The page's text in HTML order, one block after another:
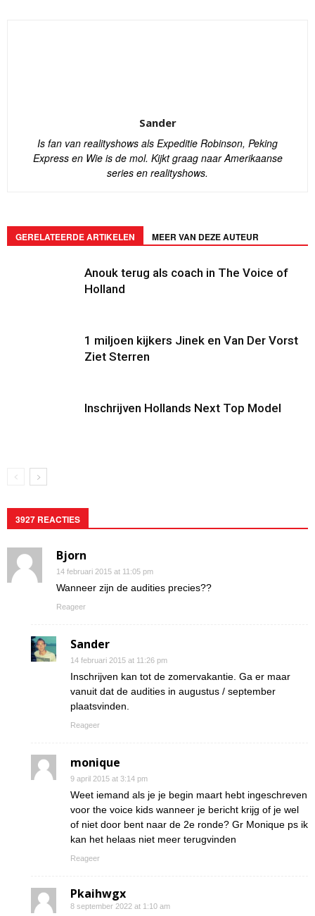
Sander
Is fan van realityshows als Expeditie Robinson, Peking
Express en Wie is de mol. Kijkt graag naar Amerikaanse
series en realityshows.
GERELATEERDE ARTIKELEN MEER VAN DEZE AUTEUR
Anouk terug als coach in The Voice of
Holland
1 miljoen kijkers Jinek en Van Der Vorst
Ziet Sterren
Inschrijven Hollands Next Top Model
3927 REACTIES
Bjorn
14 februari 2015 at 11:05 pm
Wanneer zijn de audities precies??
Reageer
Sander
14 februari 2015 at 11:26 pm
Inschrijven kan tot de zomervakantie. Ga er maar
vanuit dat de audities in augustus / september
plaatsvinden.
Reageer
monique
9 april 2015 at 3:14 pm
Weet iemand als je je begin maart hebt ingeschreven
voor the voice kids wanneer je bericht krijg of je wel
of niet door bent naar de 2e ronde? Gr Monique ps ik
kan het helaas niet meer terugvinden
Reageer
Pkaihwgx
8 september 2022 at 1:10 am